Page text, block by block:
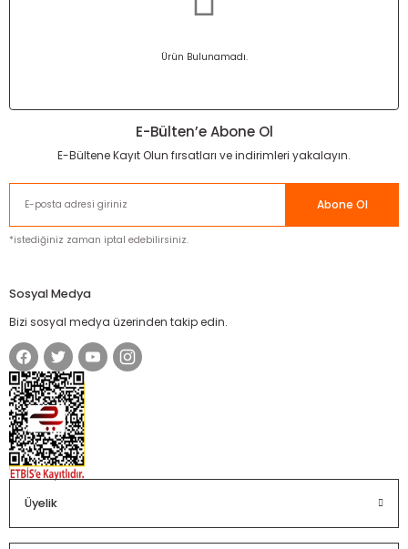
Ürün Bulunamadı.
E-Bülten’e Abone Ol
E-Bültene Kayıt Olun fırsatları ve indirimleri yakalayın.
Abone Ol
*istediğiniz zaman iptal edebilirsiniz.
Sosyal Medya
Bizi sosyal medya üzerinden takip edin.
Üyelik